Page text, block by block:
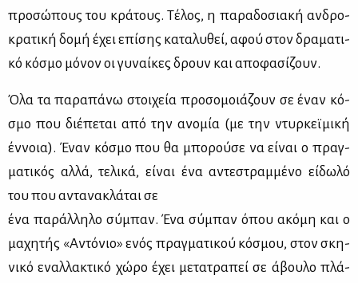
προ­σώ­πους του κρά­τους. Τέ­λος, η πα­ρα­δο­σια­κή αν­δρο­
κρα­τι­κή δο­μή έχει επί­σης κα­τα­λυ­θεί, αφού στον δρα­μα­τι­
κό κό­σμο μό­νον οι γυ­ναί­κες δρουν και απο­φα­σί­ζουν.
Όλα τα πα­ρα­πά­νω στοι­χεία προ­σο­μοιά­ζουν σε έναν κό­
σμο που διέ­πε­ται από την ανο­μία (με την ντυρ­κεϊ­μι­κή
έν­νοια). Έναν κό­σμο που θα μπο­ρού­σε να εί­ναι ο πραγ­
μα­τι­κός αλ­λά, τε­λι­κά, εί­ναι ένα αντε­στραμ­μέ­νο εί­δω­λό
του που αντα­να­κλά­ται σε
ένα πα­ράλ­λη­λο σύ­μπαν. Ένα σύ­μπαν όπου ακό­μη και ο
μα­χη­τής «Αντό­νιο» ενός πραγ­μα­τι­κού κό­σμου, στον σκη­
νι­κό εναλ­λα­κτι­κό χώ­ρο έχει με­τα­τρα­πεί σε άβου­λο πλά­